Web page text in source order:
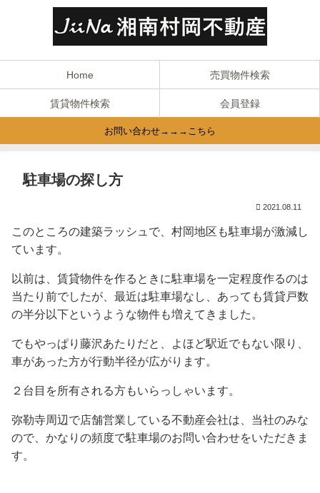
Home 売買物件検索
賃貸物件検索 会員登録
お問い合わせ→→→こちら
駐車場の探し方
2021.08.11
このところの建築ラッシュで、村岡地区も駐車場が激減し
ています。
以前は、賃貸物件を作るときに駐車場を一定程度作るのは
当たり前でしたが、最近は駐車場なし、あっても賃貸戸数
の半分以下というような物件も増えてきました。
でもやっぱり藤沢あたりだと、よほど駅近でもない限り、
車があった方が行動半径が広がります。
２台目を所有される方もいらっしゃいます。
弥勒寺周辺で店舗営業している不動産会社は、当社のみな
ので、かなりの頻度で駐車場のお問い合わせをいただきま
す。